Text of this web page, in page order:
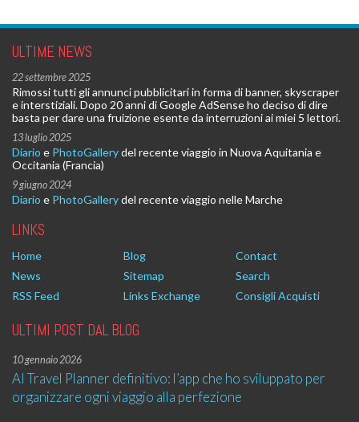
ULTIME NEWS
22 settembre 2025
Rimossi tutti gli annunci pubblicitari in forma di banner, skyscraper
e interstiziali. Dopo 20 anni di Google AdSense ho deciso di dire
basta per dare una fruizione esente da interruzioni ai miei 5 lettori.
13 luglio 2025
Diario e PhotoGallerydel recente viaggio in Nuova Aquitania e
Occitania (Francia)
9 giugno 2024
Diario e PhotoGallerydel recente viaggio nelle Marche
LINKS
Home Blog
Contact
News
Sitemap
Search
RSS Feed
Links Exchange Consigli Acquisti
ULTIMI POST DAL BLOG
10 gennaio 2026
AI Travel Planner definitivo: l’app che ho sviluppato per
organizzare ogni viaggio alla perfezione